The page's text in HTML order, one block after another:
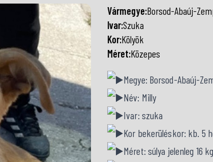
Vármegye:Borsod-Abaúj-
Ivar:Szuka
Kor:Kölyök
Méret:Közepes
Megye: Borsod-Abaúj-
Név: Milly
Ivar: szuka
Kor bekerüléskor: kb. 5
Méret: súlya jelenleg 16